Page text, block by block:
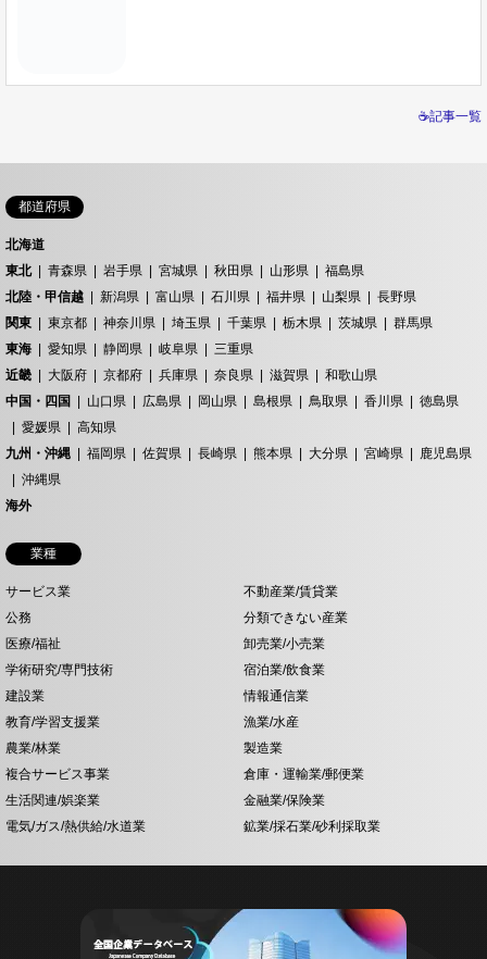
☕記事一覧
都道府県
北海道
東北
青森県 岩手県 宮城県 秋田県 山形県
福島県
北陸・甲信越
新潟県 富山県 石川県 福井県 山梨県
長野県
関東
東京都 神奈川県 埼玉県 千葉県 栃木県 茨城県
群馬県
東海
愛知県 静岡県 岐阜県
三重県
近畿
大阪府 京都府 兵庫県 奈良県 滋賀県
和歌山県
中国・四国
山口県 広島県 岡山県 島根県 鳥取県 香川県
徳島県
愛媛県
高知県
九州・沖縄
福岡県 佐賀県 長崎県 熊本県 大分県 宮崎県
鹿児島県
沖縄県
海外
業種
サービス業
不動産業/賃貸業
公務
分類できない産業
医療/福祉
卸売業/小売業
学術研究/専門技術
宿泊業/飲食業
建設業
情報通信業
教育/学習支援業
漁業/水産
農業/林業
製造業
複合サービス事業
倉庫・運輸業/郵便業
生活関連/娯楽業
金融業/保険業
電気/ガス/熱供給/水道業
鉱業/採石業/砂利採取業